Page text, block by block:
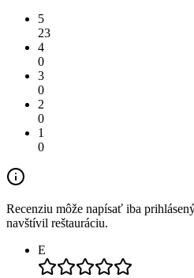
5
23
4
0
3
0
2
0
1
0
Recenziu môže napísať iba
navštívil reštauráciu.
E